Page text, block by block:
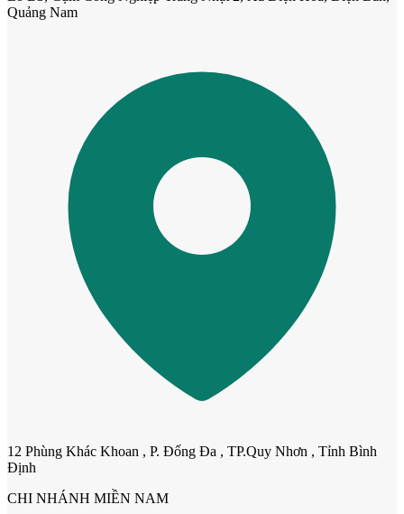
Cửa Nhựa Hàn Quốc
Quảng Nam
12 Phùng Khác Khoan , P. Đống Đa , TP.Quy Nhơn , Tỉnh Bình
Định
CHI NHÁNH MIỀN NAM